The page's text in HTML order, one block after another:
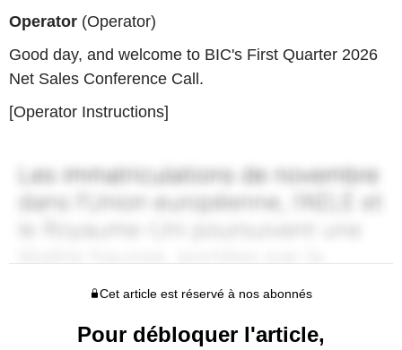
Operator (Operator)
Good day, and welcome to BIC's First Quarter 2026
Net Sales Conference Call.
[Operator Instructions]
Cet article est réservé à nos abonnés
Pour débloquer l'article,